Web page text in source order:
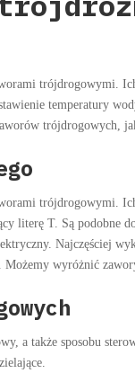
trójdrogowymi.
temperatury
trójdrogowych,
trójdrogowymi.
literę T. Są
Najczęściej
wyróżnić
a także sposobu